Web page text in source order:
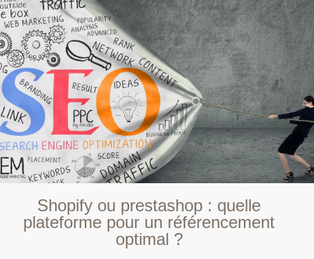
Shopify ou prestashop : quelle
plateforme pour un référencement
optimal ?